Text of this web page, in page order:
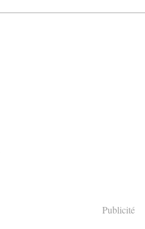
Publicité